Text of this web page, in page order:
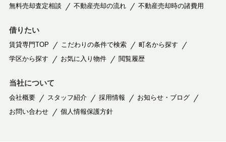
無料売却査定相談
不動産売却の流れ 不動産売却時の諸費用
借りたい
賃貸専門TOP こだわりの条件で検索
町名から探す
学区から探す
お気に入り物件 閲覧履歴
当社について
会社概要 スタッフ紹介 採用情報
お知らせ・ブログ
お問い合わせ
個人情報保護方針